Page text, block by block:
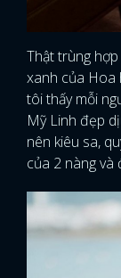
Thật trùng
xanh của Hoa
tôi thấy mỗi
Mỹ Linh đẹp
nên kiêu sa,
của 2 nàng và